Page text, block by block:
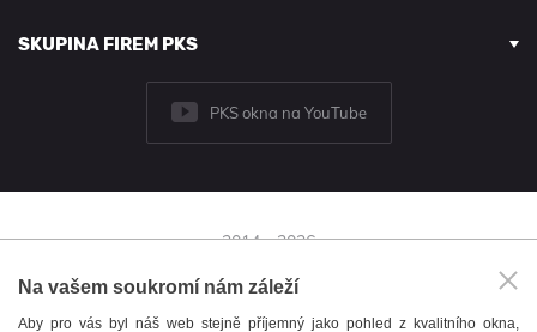
SKUPINA FIREM PKS
PKS okna na YouTube
2014 - 2026
Brněnská 126/38,
Na vašem soukromí nám záleží
Aby pro vás byl náš web stejně příjemný jako pohled z kvalitního okna,